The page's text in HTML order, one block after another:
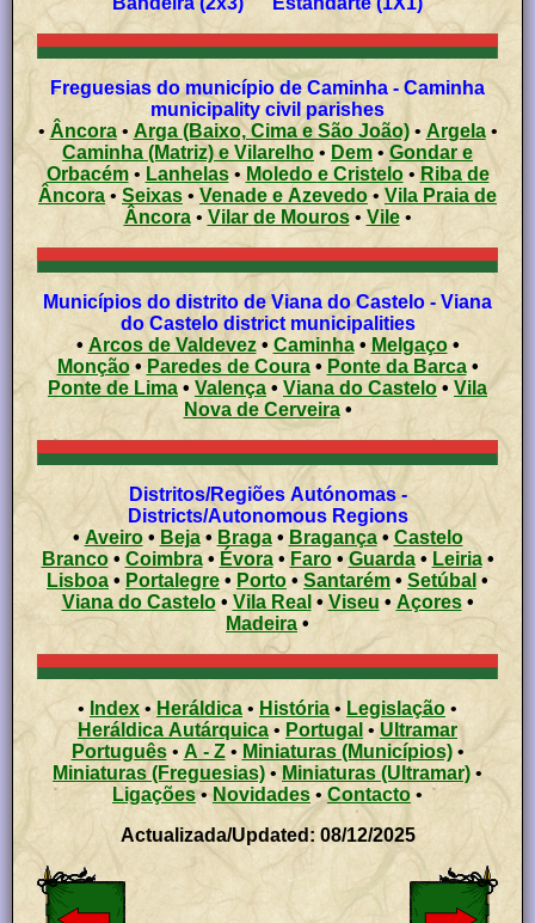
Freguesias do município de Caminha - Caminha
municipality civil parishes
• Âncora• Arga (Baixo, Cima e São João)• Argela•
Caminha (Matriz) e Vilarelho • Dem • Gondar e
Orbacém• Lanhelas• Moledo e Cristelo• Riba de
Âncora • Seixas • Venade e Azevedo• Vila Praia de
Âncora• Vilar de Mouros• Vile•
Municípios do distrito de Viana do Castelo - Viana
do Castelo district municipalities
• Arcos de Valdevez• Caminha• Melgaço•
Monção• Paredes de Coura• Ponte da Barca•
Ponte de Lima • Valença • Viana do Castelo• Vila
Nova de Cerveira•
Distritos/Regiões Autónomas -
Districts/Autonomous Regions
• Aveiro• Beja• Braga• Bragança• Castelo
Branco• Coimbra• Évora• Faro•Guarda• Leiria•
Lisboa• Portalegre • Porto•Santarém • Setúbal •
Viana do Castelo• Vila Real •Viseu • Açores •
Madeira •
• Index • Heráldica • História • Legislação •
Heráldica Autárquica • Portugal •Ultramar
Português• A - Z• Miniaturas (Municípios)•
Miniaturas (Freguesias)•Miniaturas (Ultramar) •
Ligações•Novidades • Contacto •
Actualizada/Updated: 08/12/2025